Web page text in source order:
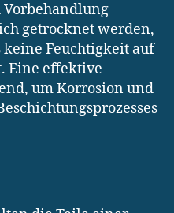
getrocknet werden,
keine Feuchtigkeit auf
Eine effektive
um Korrosion und